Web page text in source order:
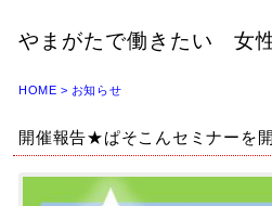
やまがたで働きたい 女
HOME > お知らせ
開催報告★ぱそこんセミナーを開